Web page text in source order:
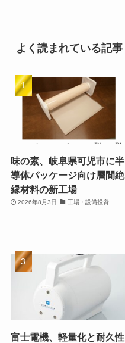
よく読まれている記事
味の素、岐阜県可児市に半
導体パッケージ向け層間絶
縁材料の新工場
2026年8月3日 工場・設備投資
富士電機、軽量化と耐久性